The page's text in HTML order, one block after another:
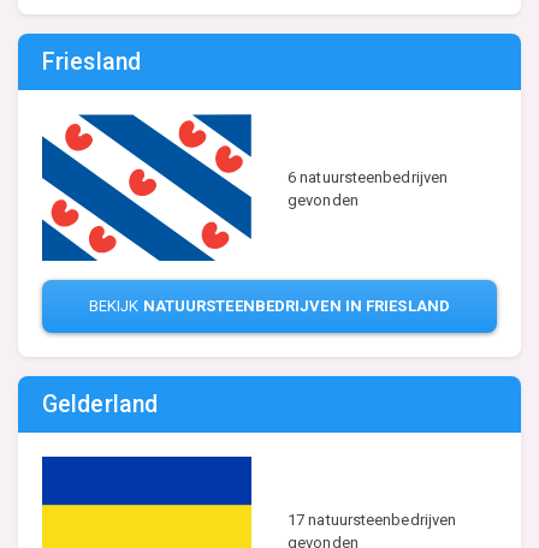
Friesland
6 natuursteenbedrijven
gevonden
BEKIJK NATUURSTEENBEDRIJVEN IN FRIESLAND
Gelderland
17 natuursteenbedrijven
gevonden